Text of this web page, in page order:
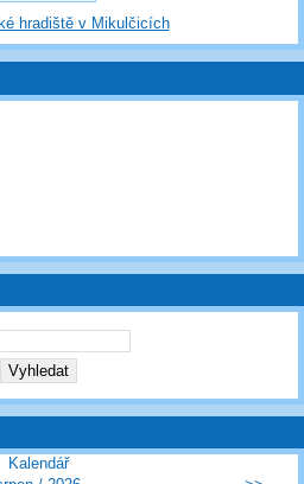
hradiště v Mikulčicích
Kalendář